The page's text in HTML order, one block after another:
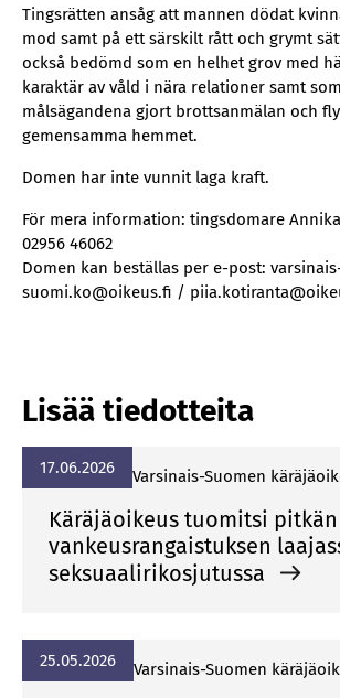
Tingsrätten ansåg att mannen dödat
mod samt på ett särskilt rått och grymt
också bedömd som en helhet grov med
karaktär av våld i nära relationer samt
målsägandena gjort brottsanmälan och
gemensamma hemmet.
Domen har inte vunnit laga kraft.
För mera information: tingsdomare
02956 46062
Domen kan beställas per e-post:
suomi.ko@oikeus.fi /
Lisää tiedotteita
17.06.2026 Var­si­nais-Suo­men
Käräjäoikeus tuomitsi pitkän
vankeusrangaistuksen
seksuaalirikosjutussa
25.05.2026 Var­si­nais-Suo­men